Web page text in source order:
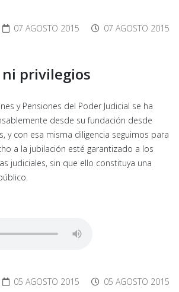
07 AGOSTO 2015 07 AGOSTO 2015
ni privilegios
y Pensiones del Poder Judicial se ha
desde su fundación desde
y con esa misma diligencia seguimos para
a la jubilación esté garantizado a los
judiciales, sin que ello constituya una
05 AGOSTO 2015 05 AGOSTO 2015